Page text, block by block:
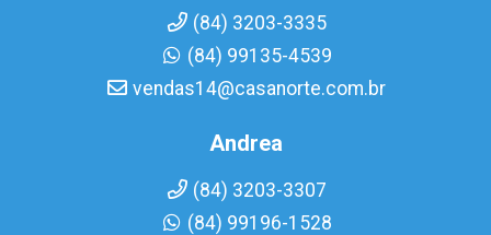
(84) 3203-3335
(84) 99135-4539
vendas14@casanorte.com.br
Andrea
(84) 3203-3307
(84) 99196-1528